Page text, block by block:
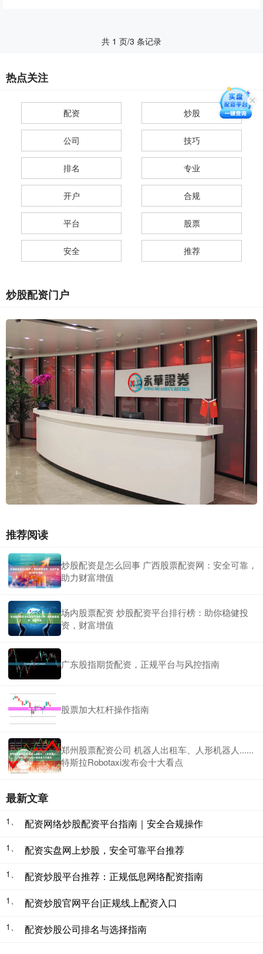
共 1 页/3 条记录
热点关注
配资 炒股
公司 技巧
排名 专业
开户 合规
平台 股票
安全 推荐
炒股配资门户
推荐阅读
炒股配资是怎么回事 广西股票配资网：安全可靠，
助力财富增值
场内股票配资 炒股配资平台排行榜：助你稳健投
资，财富增值
广东股指期货配资，正规平台与风控指南
股票加大杠杆操作指南
郑州股票配资公司 机器人出租车、人形机器人......
特斯拉Robotaxi发布会十大看点
最新文章
1、 配资网络炒股配资平台指南｜安全合规操作
1、 配资实盘网上炒股，安全可靠平台推荐
1、 配资炒股平台推荐：正规低息网络配资指南
1、 配资炒股官网平台|正规线上配资入口
1、 配资炒股公司排名与选择指南